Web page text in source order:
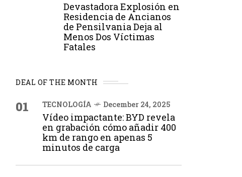
Devastadora Explosión en
Residencia de Ancianos
de Pensilvania Deja al
Menos Dos Víctimas
Fatales
DEAL OF THE MONTH
01 TECNOLOGÍA December 24, 2025
Vídeo impactante: BYD revela
en grabación cómo añadir 400
km de rango en apenas 5
minutos de carga